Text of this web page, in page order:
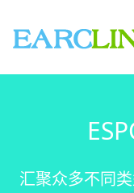
汇聚众多不同